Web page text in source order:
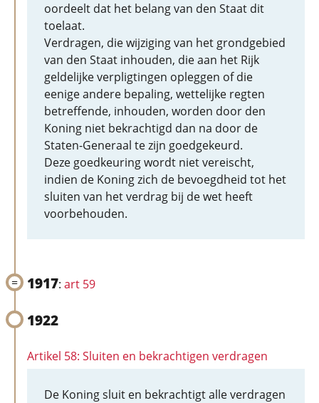
oordeelt dat het belang van den Staat dit
toelaat.
Verdragen, die wijziging van het grondgebied
van den Staat inhouden, die aan het Rijk
geldelijke verpligtingen opleggen of die
eenige andere bepaling, wettelijke regten
betreffende, inhouden, worden door den
Koning niet bekrachtigd dan na door de
Staten-Generaal te zijn goedgekeurd.
Deze goedkeuring wordt niet vereischt,
indien de Koning zich de bevoegdheid tot het
sluiten van het verdrag bij de wet heeft
voorbehouden.
1917: art 59
1922
Artikel 58: Sluiten en bekrachtigen verdragen
De Koning sluit en bekrachtigt alle verdragen